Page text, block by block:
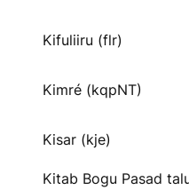
Kifuliiru (flr)
Kimré (kqpNT)
Kisar (kje)
Kitab Bogu Pasad